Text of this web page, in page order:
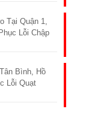
Tại Quận 1,
Lỗi Chập
Bình, Hồ
Lỗi Quạt